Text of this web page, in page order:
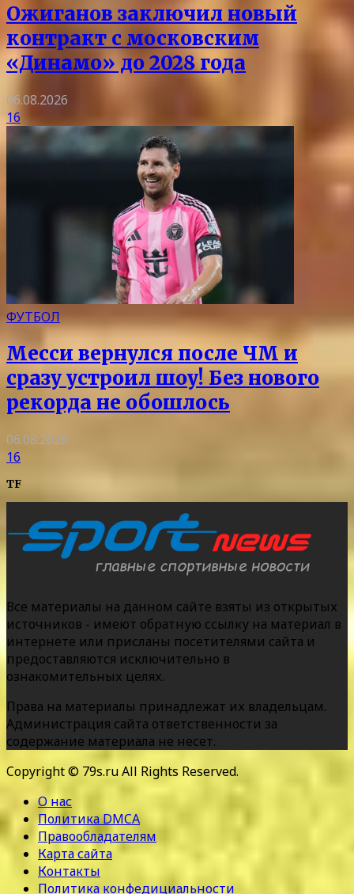
Ожиганов заключил новый
контракт с московским
«Динамо» до 2028 года
06.08.2026
16
ФУТБОЛ
Месси вернулся после ЧМ и
сразу устроил шоу! Без нового
рекорда не обошлось
06.08.2026
16
TF
Все материалы на данном сайте взяты из открытых
источников - имеют обратную ссылку на материал в
интернете или присланы посетителями сайта и
предоставляются исключительно в
ознакомительных целях.
Права на материалы принадлежат их владельцам.
Администрация сайта ответственности за
содержание материала не несет.
Copyright © 79s.ru All Rights Reserved.
О нас
Политика DMCA
Правообладателям
Карта сайта
Контакты
Политика конфедициальности